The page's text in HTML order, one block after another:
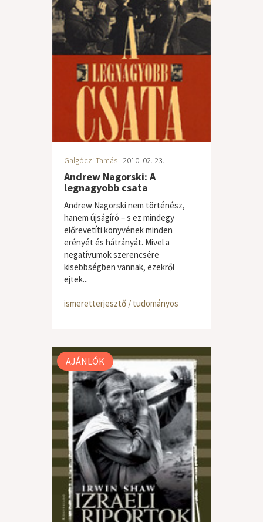
Galgóczi Tamás | 2010. 02. 23.
Andrew Nagorski: A
legnagyobb csata
Andrew Nagorski nem történész,
hanem újságíró – s ez mindegy
előrevetíti könyvének minden
erényét és hátrányát. Mivel a
negatívumok szerencsére
kisebbségben vannak, ezekről
ejtek...
ismeretterjesztő / tudományos
AJÁNLÓK